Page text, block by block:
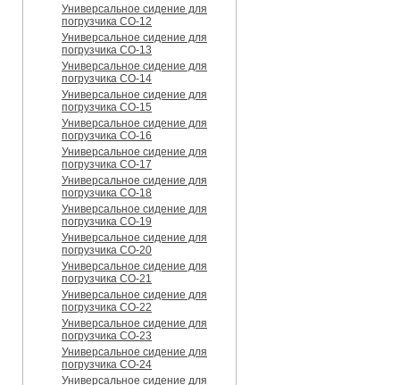
Универсальное сидение для
погрузчика CO-12
Универсальное сидение для
погрузчика CO-13
Универсальное сидение для
погрузчика CO-14
Универсальное сидение для
погрузчика CO-15
Универсальное сидение для
погрузчика CO-16
Универсальное сидение для
погрузчика CO-17
Универсальное сидение для
погрузчика CO-18
Универсальное сидение для
погрузчика CO-19
Универсальное сидение для
погрузчика CO-20
Универсальное сидение для
погрузчика CO-21
Универсальное сидение для
погрузчика CO-22
Универсальное сидение для
погрузчика CO-23
Универсальное сидение для
погрузчика CO-24
Универсальное сидение для